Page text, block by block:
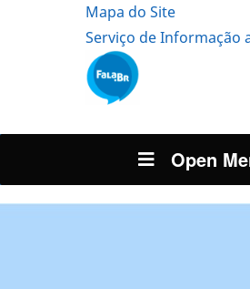
Mapa do Site
Serviço de Informação
Open